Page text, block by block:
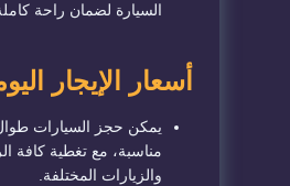
السيارة لضمان راحة كاملة
أسعار الإيجار
يمكن حجز السيارات طوال
مناسبة، مع تغطية كافة
والزيارات المختلفة.